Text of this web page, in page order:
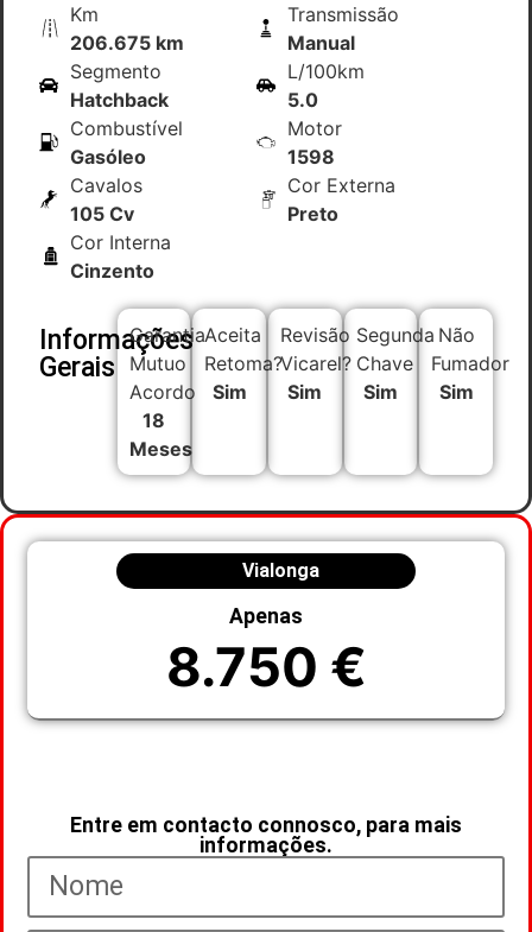
Km
206.675 km
Transmissão
Manual
Segmento
Hatchback
L/100km
5.0
Combustível
Gasóleo
Motor
1598
Cavalos
105 Cv
Cor Externa
Preto
Cor Interna
Cinzento
Informações
Gerais
Garantia
Mutuo
Acordo
18
Meses
Aceita
Retoma?
Sim
Revisão
Vicarel?
Sim
Segunda
Chave
Sim
Não
Fumador
Sim
Vialonga
Apenas
8.750 €
Entre em contacto connosco, para mais
informações.